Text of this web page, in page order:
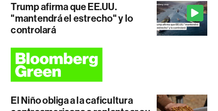
Trump afirma que EE.UU.
"mantendrá el estrecho" y lo
controlará
El Niño obliga a la caficultura